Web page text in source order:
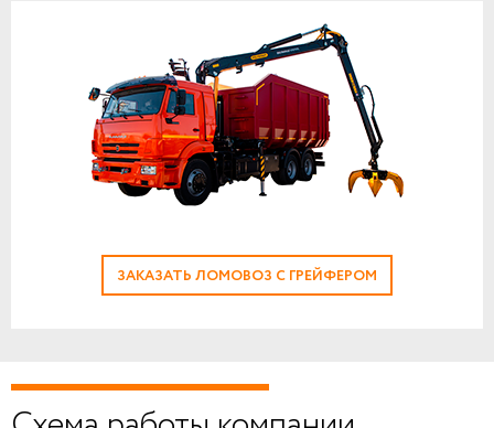
ЗАКАЗАТЬ ЛОМОВОЗ С ГРЕЙФЕРОМ